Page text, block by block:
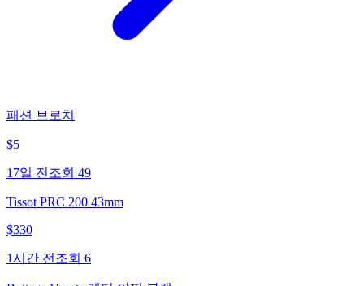
패션 브로치
$5
17일 전 조회 49
Tissot PRC 200 43mm
$330
1시간 전 조회 6